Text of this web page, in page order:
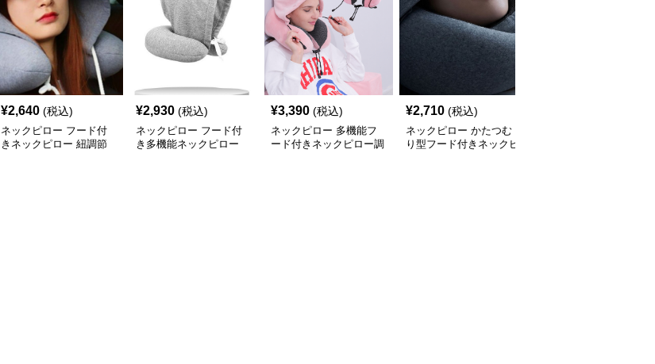
¥2,640 (税込)
ネックピロー フード付
きネックピロー 紐調節
¥2,930 (税込)
ネックピロー フード付
き多機能ネックピロー
¥3,390 (税込)
ネックピロー 多機能フ
ード付きネックピロー調
¥2,710 (税込)
ネックピロー かたつむ
り型フード付きネックピ